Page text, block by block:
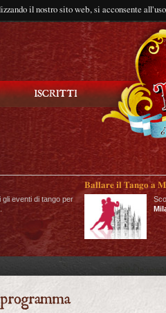
il nostro sito web, si acconsente
eventi di tango per
Ballare il Tango a